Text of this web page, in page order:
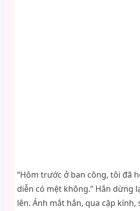
“Hôm trước ở ban công, tôi đã
diễn có mệt không.” Hắn dừng
lên. Ánh mắt hắn, qua cặp